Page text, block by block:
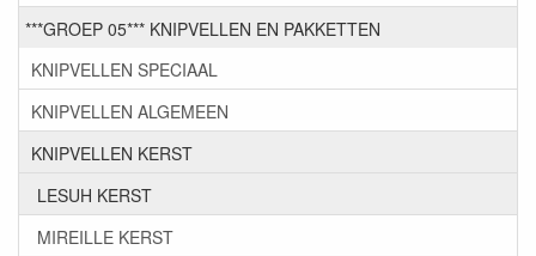
***GROEP 05*** KNIPVELLEN EN PAKKETTEN
KNIPVELLEN SPECIAAL
KNIPVELLEN ALGEMEEN
KNIPVELLEN KERST
LESUH KERST
MIREILLE KERST